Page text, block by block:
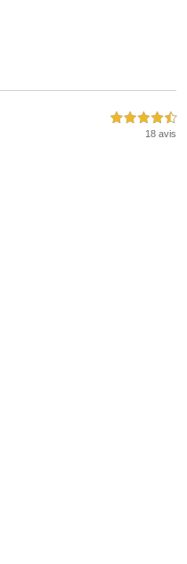
4,5 étoiles sur 5
18 avis